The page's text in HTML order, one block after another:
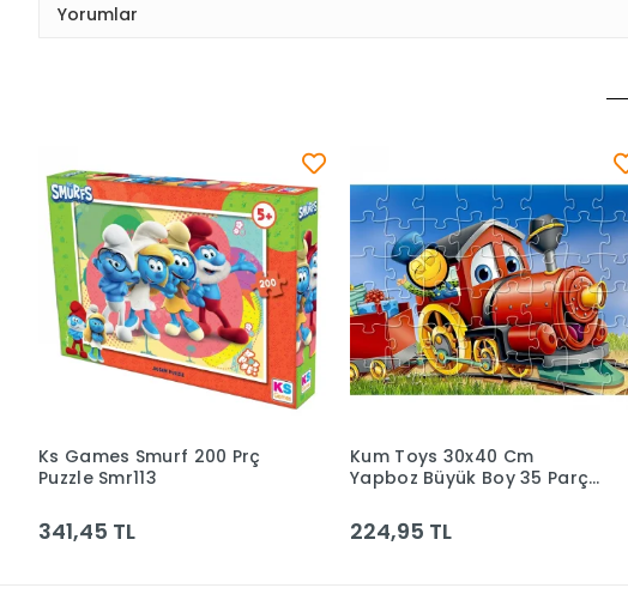
Yorumlar
Sepete Ekle
Ks Games Smurf 200 Prç
Puzzle Smr113
341,45 TL
Sepete Ekle
Kum Toys 30x40 Cm
Yapboz Büyük Boy 35 Parça
224,95 TL